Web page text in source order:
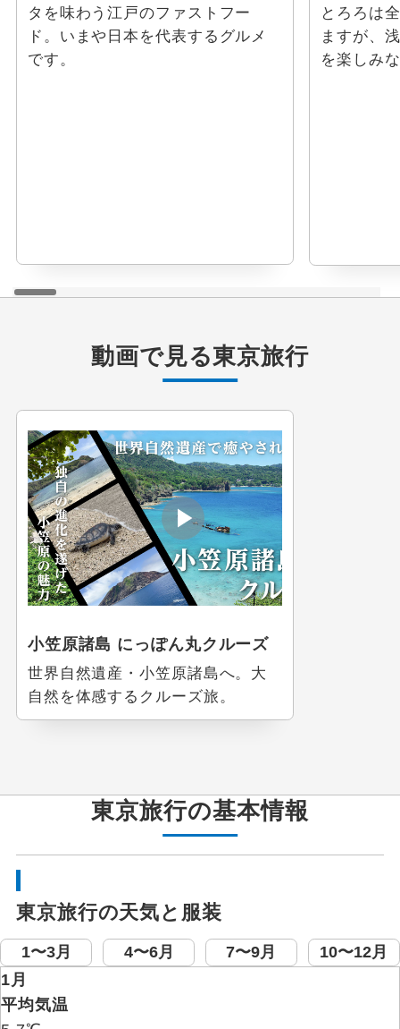
タを味わう江戸のファストフー
ド。いまや日本を代表するグルメ
です。
とろろは
ますが、
を楽しみ
動画で見る東京旅行
小笠原諸島 にっぽん丸クルーズ
世界自然遺産・小笠原諸島へ。大
自然を体感するクルーズ旅。
東京旅行の基本情報
東京旅行の天気と服装
1〜3月 4〜6月 7〜9月
10〜12月
1月
平均気温